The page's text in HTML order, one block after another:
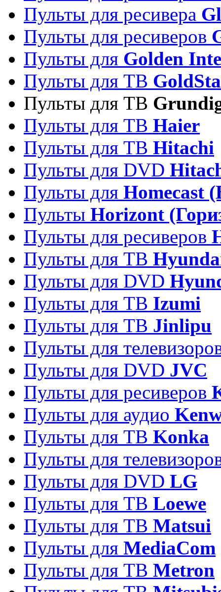
Пульты для ресивера
Пульты для ресиверов
Пульты для Golden
Пульты для ТВ
Пульты для ТВ
Пульты для ТВ Haier
Пульты для ТВ Hitachi
Пульты для DVD
Пульты для Homecast
Пульты Horizont
Пульты для ресиверов
Пульты для ТВ
Пульты для DVD
Пульты для ТВ Izumi
Пульты для ТВ Jinlipu
Пульты для
Пульты для DVD JVC
Пульты для ресиверов
Пульты для аудио
Пульты для ТВ Konka
Пульты для
Пульты для DVD LG
Пульты для ТВ Loewe
Пульты для ТВ Matsui
Пульты для MediaCom
Пульты для ТВ Metron